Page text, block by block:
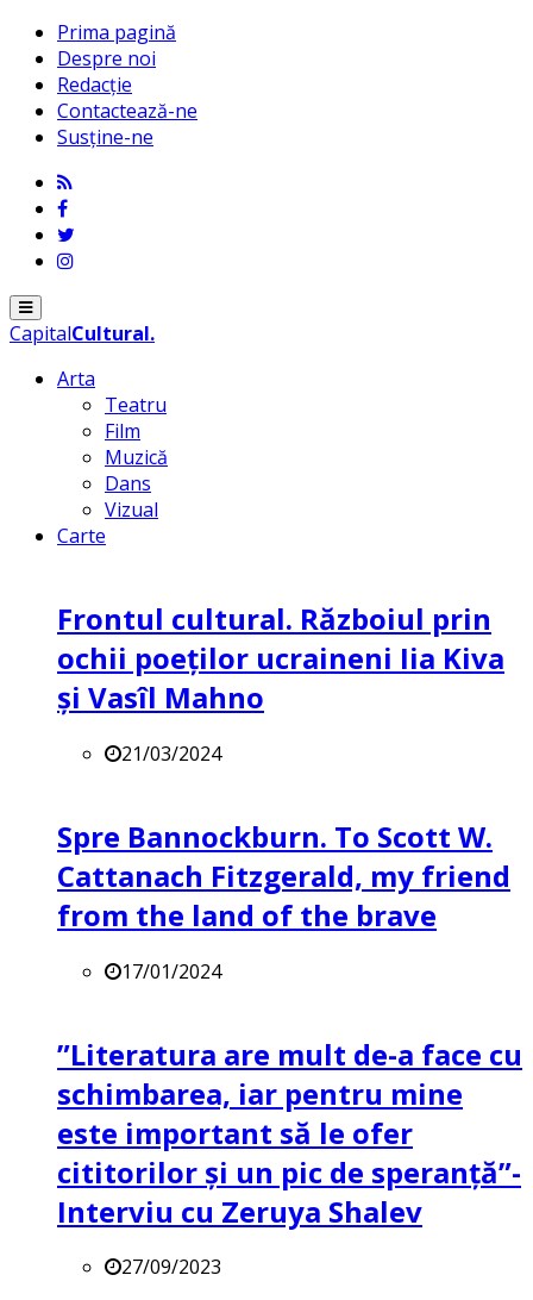
Prima pagină
Despre noi
Redacție
Contactează-ne
Susține-ne
Menu
CapitalCultural.
Arta
Teatru
Film
Muzică
Dans
Vizual
Carte
Frontul cultural. Războiul prin
ochii poeților ucraineni Iia Kiva
și Vasîl Mahno
21/03/2024
Spre Bannockburn. To Scott W.
Cattanach Fitzgerald, my friend
from the land of the brave
17/01/2024
”Literatura are mult de-a face cu
schimbarea, iar pentru mine
este important să le ofer
cititorilor și un pic de speranță”-
Interviu cu Zeruya Shalev
27/09/2023